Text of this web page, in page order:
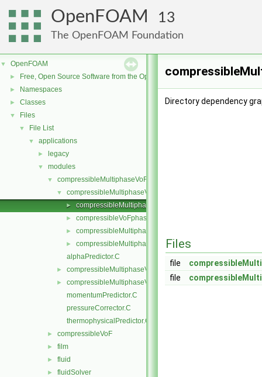
OpenFOAM 13
The OpenFOAM Foundation
▼ OpenFOAM
► Free, Open Source Software from the OpenFOAM Foundation
► Namespaces
► Classes
▼ Files
▼ File List
▼ applications
► legacy
▼ modules
▼ compressibleMultiphaseVoF
▼ compressibleMultiphaseVoFMixture
► compressibleMultiphaseVoFMixtureThermo
► compressibleVoFphase
► compressibleMultiphaseVoFMixture.C
►
compressibleMultiphaseVoFMixture.H
alphaPredictor.C
► compressibleMultiphaseVoF.C
►
compressibleMultiphaseVoF.H
momentumPredictor.C
pressureCorrector.C
thermophysicalPredictor.C
► compressibleVoF
► film
► fluid
► fluidSolver
Directory dependency
Files
file
file